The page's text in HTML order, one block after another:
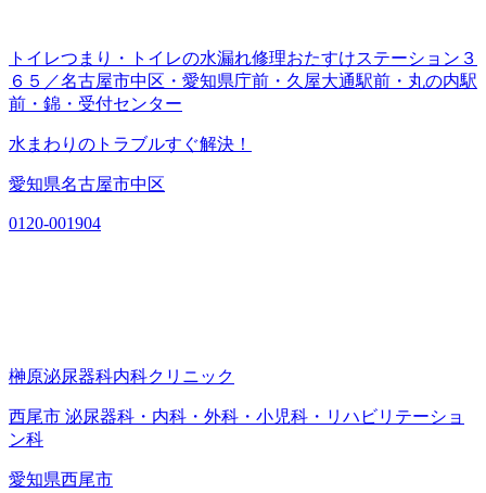
トイレつまり・トイレの水漏れ修理おたすけステーション３
６５／名古屋市中区・愛知県庁前・久屋大通駅前・丸の内駅
前・錦・受付センター
水まわりのトラブルすぐ解決！
愛知県名古屋市中区
0120-001904
榊原泌尿器科内科クリニック
西尾市 泌尿器科・内科・外科・小児科・リハビリテーショ
ン科
愛知県西尾市